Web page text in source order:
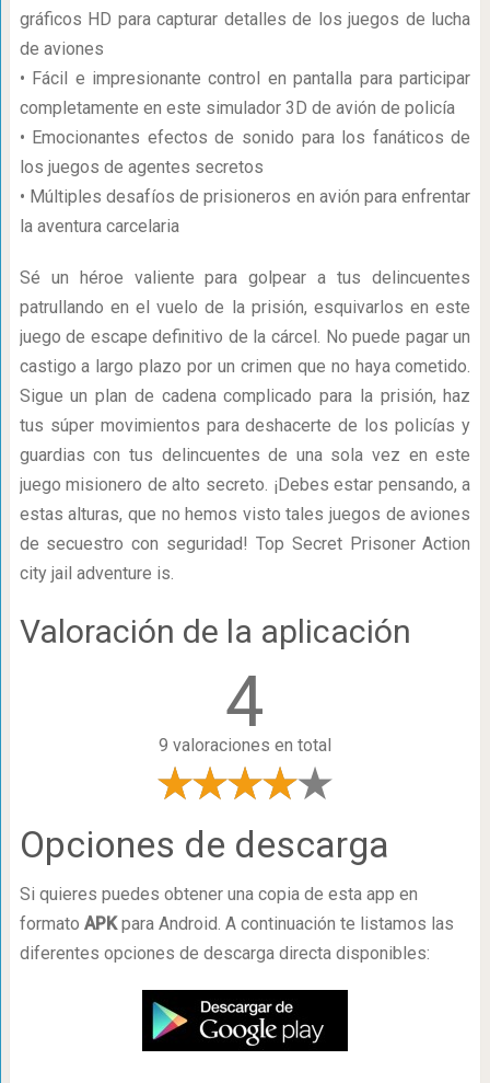
gráficos HD para capturar detalles de los juegos de lucha
de aviones
• Fácil e impresionante control en pantalla para participar
completamente en este simulador 3D de avión de policía
• Emocionantes efectos de sonido para los fanáticos de
los juegos de agentes secretos
• Múltiples desafíos de prisioneros en avión para enfrentar
la aventura carcelaria
Sé un héroe valiente para golpear a tus delincuentes
patrullando en el vuelo de la prisión, esquivarlos en este
juego de escape definitivo de la cárcel. No puede pagar un
castigo a largo plazo por un crimen que no haya cometido.
Sigue un plan de cadena complicado para la prisión, haz
tus súper movimientos para deshacerte de los policías y
guardias con tus delincuentes de una sola vez en este
juego misionero de alto secreto. ¡Debes estar pensando, a
estas alturas, que no hemos visto tales juegos de aviones
de secuestro con seguridad! Top Secret Prisoner Action
city jail adventure is.
Valoración de la aplicación
4
9 valoraciones en total
Opciones de descarga
Si quieres puedes obtener una copia de esta app en
formato APKpara Android. A continuación te listamos las
diferentes opciones de descarga directa disponibles: